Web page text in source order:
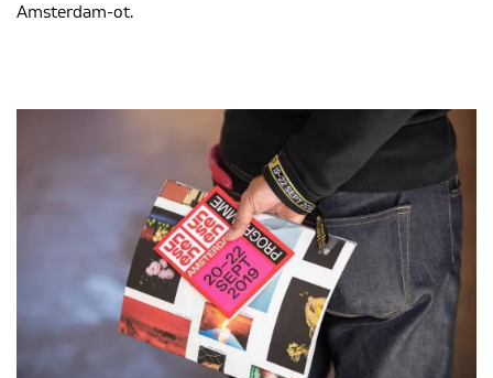
Amsterdam-ot.